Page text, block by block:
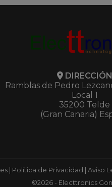
DIRECCIÓN
Ramblas de Pedro
Local 1
35200 Telde
(Gran Canaria)
| Política de Privacidad Aviso
©2026 - Electtronics